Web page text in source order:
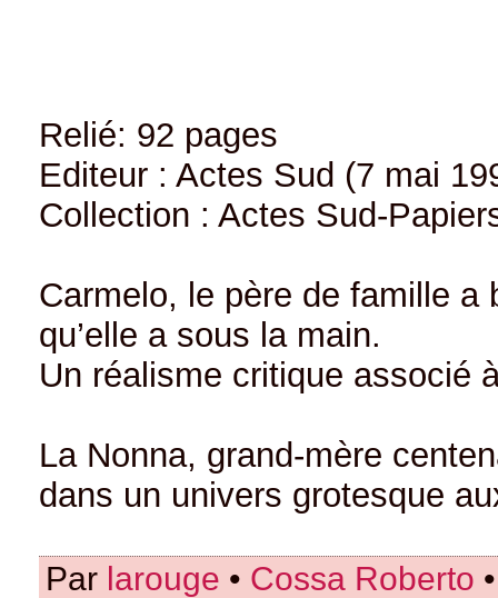
Relié: 92 pages
Editeur : Actes Sud (7 mai
Collection : Actes Sud-
Carmelo, le père de famille
qu’elle a sous la main.
Un réalisme critique associé
La Nonna, grand-mère
dans un univers grotesque
Par larouge • Cossa Roberto